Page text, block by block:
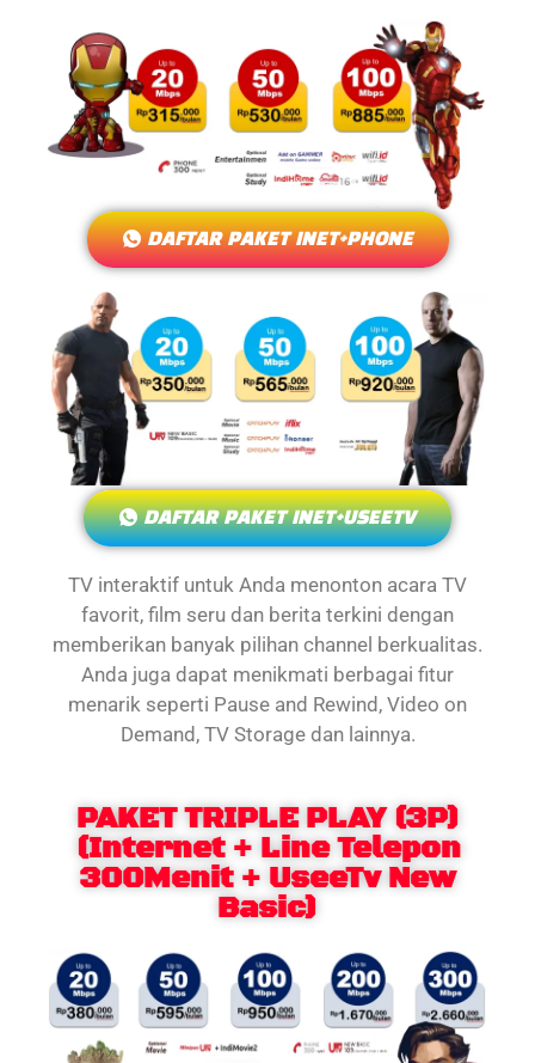
DAFTAR PAKET INET+PHONE
DAFTAR PAKET INET+USEETV
TV interaktif untuk Anda menonton acara TV
favorit, film seru dan berita terkini dengan
memberikan banyak pilihan channel berkualitas.
Anda juga dapat menikmati berbagai fitur
menarik seperti Pause and Rewind, Video on
Demand, TV Storage dan lainnya.
PAKET TRIPLE PLAY (3P)
(Internet + Line Telepon
300Menit + UseeTv New
Basic)